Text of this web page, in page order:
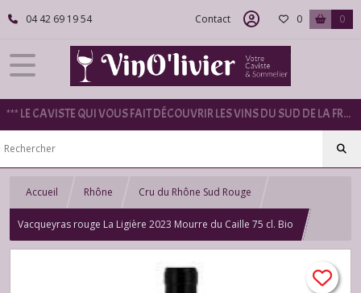
04 42 69 19 54 Contact 0 0
*** LE CAVISTE QUI VOUS FAIT DÉCOUVRIR LES VINS DU SUD DE LA FRANCE ***
Accueil Rhône Cru du Rhône Sud Rouge
Vacqueyras rouge La Ligière 2023 Mourre du Caille 75 cl. Bio